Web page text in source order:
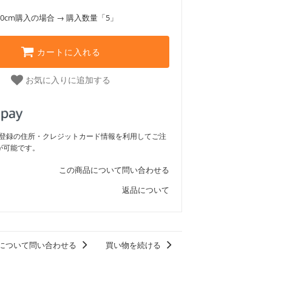
購入の場合 → 購入数量「5」
カートに入れる
お気に入りに追加する
録の住所・クレジットカード情報を利用してご注
能です。
この商品について問い合わせる
返品について
ついて問い合わせる 買い物を続ける